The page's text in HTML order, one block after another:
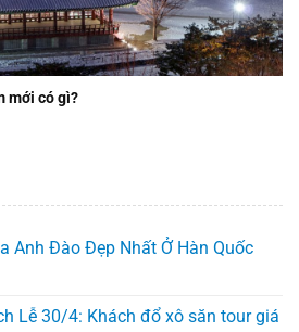
mới có gì?
Anh Đào Đẹp Nhất Ở Hàn Quốc
Lễ 30/4: Khách đổ xô săn tour giá